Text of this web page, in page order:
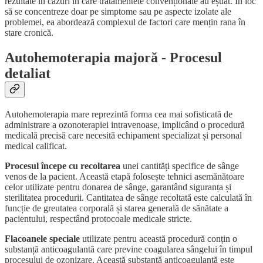
să se concentreze doar pe simptome sau pe aspecte izolate ale
problemei, ea abordează complexul de factori care mențin rana în
stare cronică.
Autohemoterapia majoră - Procesul
detaliat
Autohemoterapia mare reprezintă forma cea mai sofisticată de
administrare a ozonoterapiei intravenoase, implicând o procedură
medicală precisă care necesită echipament specializat și personal
medical calificat.
Procesul începe cu recoltarea unei cantități specifice de sânge
venos de la pacient. Această etapă folosește tehnici asemănătoare
celor utilizate pentru donarea de sânge, garantând siguranța și
sterilitatea procedurii. Cantitatea de sânge recoltată este calculată în
funcție de greutatea corporală și starea generală de sănătate a
pacientului, respectând protocoale medicale stricte.
Flacoanele speciale utilizate pentru această procedură conțin o
substanță anticoagulantă care previne coagularea sângelui în timpul
procesului de ozonizare. Această substanță anticoagulantă este